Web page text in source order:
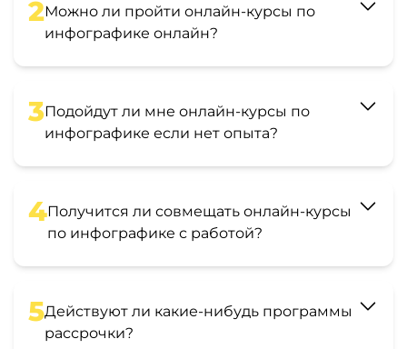
2Можно ли пройти онлайн-курсы по
инфографике онлайн?
3Подойдут ли мне онлайн-курсы по
инфографике если нет опыта?
4Получится ли совмещать онлайн-курсы
по инфографике с работой?
5Действуют ли какие-нибудь программы
рассрочки?